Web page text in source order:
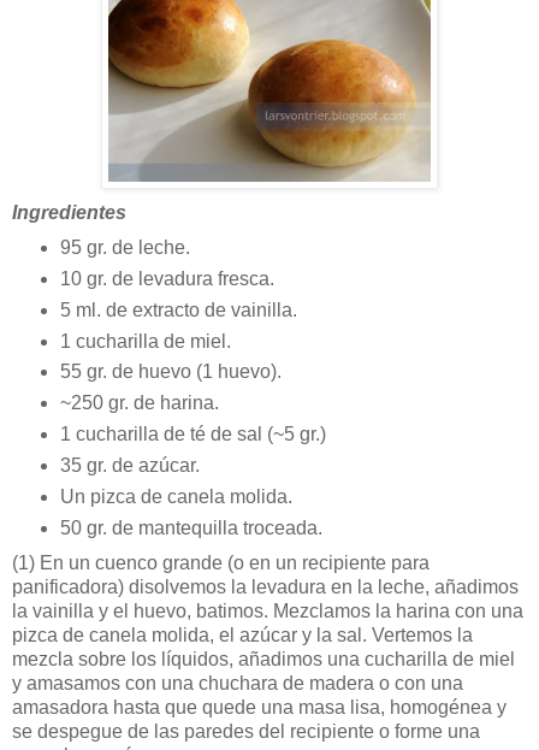
Ingredientes
95 gr. de leche.
10 gr. de levadura fresca.
5 ml. de extracto de vainilla.
1 cucharilla de miel.
55 gr. de huevo (1 huevo).
~250 gr. de harina.
1 cucharilla de té de sal (~5 gr.)
35 gr. de azúcar.
Un pizca de canela molida.
50 gr. de mantequilla troceada.
(1) En un cuenco grande (o en un recipiente para
panificadora) disolvemos la levadura en la leche, añadimos
la vainilla y el huevo, batimos. Mezclamos la harina con una
pizca de canela molida, el azúcar y la sal. Vertemos la
mezcla sobre los líquidos, añadimos una cucharilla de miel
y amasamos con una chuchara de madera o con una
amasadora hasta que quede una masa lisa, homogénea y
se despegue de las paredes del recipiente o forme una